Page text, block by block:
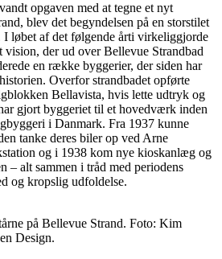
opgaven med at tegne et nyt
blev det begyndelsen på en storstilet
løbet af det følgende årti virkeliggjorde
vision, der ud over Bellevue Strandbad
en række byggerier, der siden har
Overfor strandbadet opførte
Bellavista, hvis lette udtryk og
gjort byggeriet til et hovedværk inden
i Danmark. Fra 1937 kunne
tanke deres biler op ved Arne
og i 1938 kom nye kioskanlæg og
– alt sammen i tråd med periodens
og kropslig udfoldelse.
på Bellevue Strand. Foto: Kim
Design.